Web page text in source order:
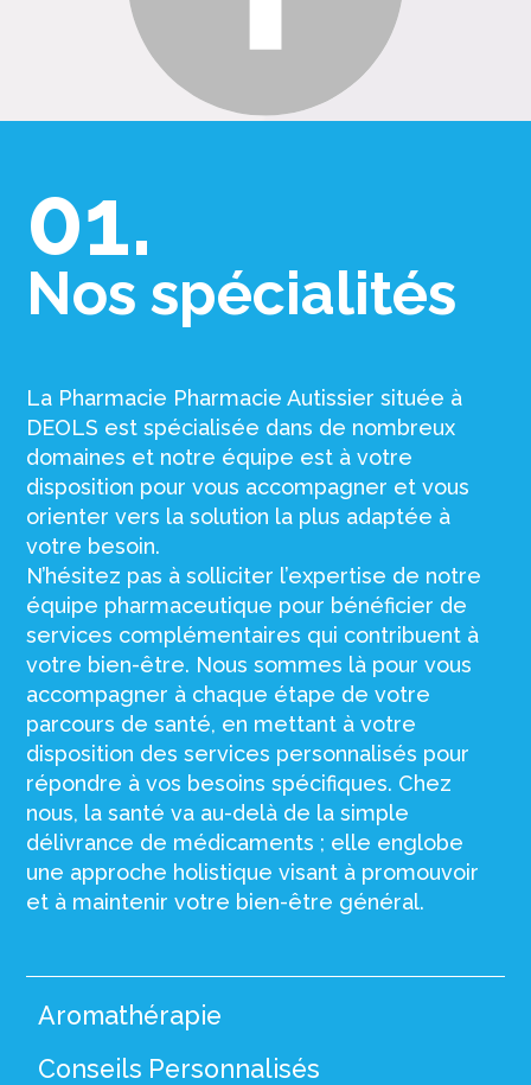
01.
Nos spécialités
La Pharmacie Pharmacie Autissier située à
DEOLS est spécialisée dans de nombreux
domaines et notre équipe est à votre
disposition pour vous accompagner et vous
orienter vers la solution la plus adaptée à
votre besoin.
N’hésitez pas à solliciter l’expertise de notre
équipe pharmaceutique pour bénéficier de
services complémentaires qui contribuent à
votre bien-être. Nous sommes là pour vous
accompagner à chaque étape de votre
parcours de santé, en mettant à votre
disposition des services personnalisés pour
répondre à vos besoins spécifiques. Chez
nous, la santé va au-delà de la simple
délivrance de médicaments ; elle englobe
une approche holistique visant à promouvoir
et à maintenir votre bien-être général.
Aromathérapie
Conseils Personnalisés